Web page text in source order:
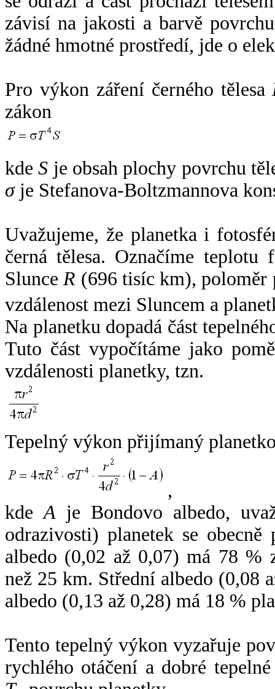
závisí na jakosti a barvě
žádné hmotné prostředí, jde o
Pro výkon záření černého tělesa
zákon
kdeS je obsah plochy povrchu
σje Stefanova-Boltzmannova
Uvažujeme, že planetka i
černá tělesa. Označíme
SlunceR (696 tisíc km),
vzdálenost mezi Sluncem a
Na planetku dopadá část
Tuto část vypočítáme jako
vzdálenosti planetky, tzn.
Tepelný výkon přijímaný
,
kdeA je Bondovo albedo,
odrazivosti) planetek se
albedo (0,02 až 0,07) má 78 %
než 25 km. Střední albedo (0,08
albedo (0,13 až 0,28) má 18 %
Tento tepelný výkon vyzařuje
rychlého otáčení a dobré